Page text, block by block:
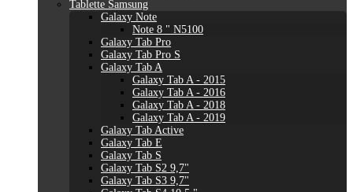
Tablette Samsung
Galaxy Note
Note 8 " N5100
Galaxy Tab Pro
Galaxy Tab Pro S
Galaxy Tab A
Galaxy Tab A - 2015
Galaxy Tab A - 2016
Galaxy Tab A - 2018
Galaxy Tab A - 2019
Galaxy Tab Active
Galaxy Tab E
Galaxy Tab S
Galaxy Tab S2 9,7"
Galaxy Tab S3 9,7"